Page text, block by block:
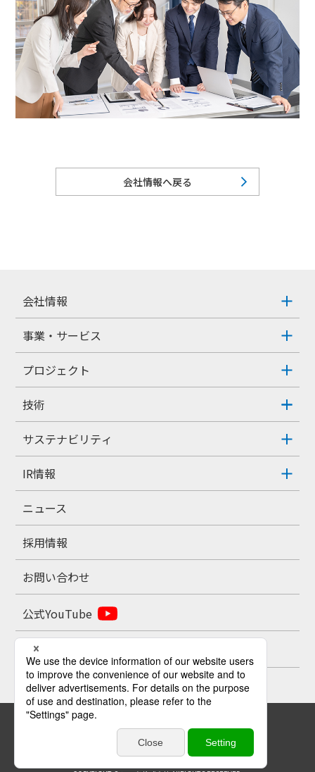
会社情報へ戻る
会社情報
事業・サービス
プロジェクト
技術
サステナビリティ
IR情報
ニュース
採用情報
お問い合わせ
公式YouTube
公式X
お問い合わせ